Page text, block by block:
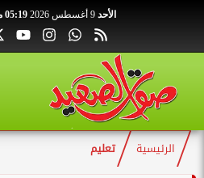
الأحد 05:19 مـ
الرئيسية تعليم